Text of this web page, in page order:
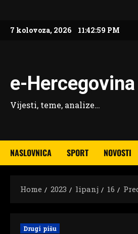
content
7 kolovoza, 2026 11:43:00 PM
e-Hercegovina
Vijesti, teme, analize…
NASLOVNICA SPORT NOVOSTI
Home 2023 lipanj 16
Drugi pišu